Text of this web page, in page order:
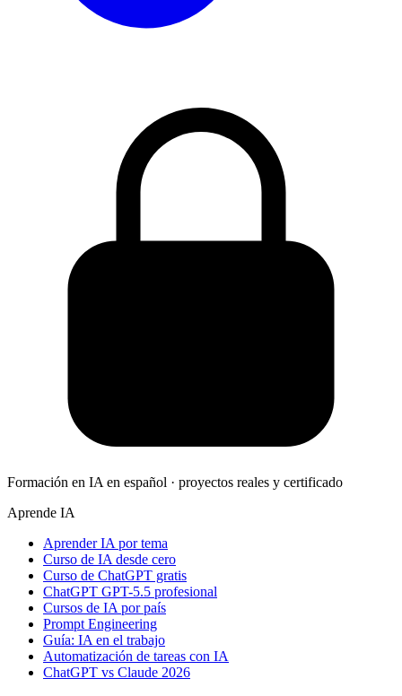
Formación en IA en español · proyectos reales y certificado
Aprende IA
Aprender IA por tema
Curso de IA desde cero
Curso de ChatGPT gratis
ChatGPT GPT-5.5 profesional
Cursos de IA por país
Prompt Engineering
Guía: IA en el trabajo
Automatización de tareas con IA
ChatGPT vs Claude 2026